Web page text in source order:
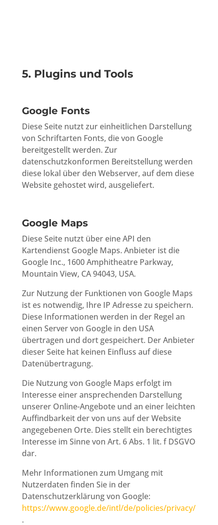
5. Plugins und Tools
Google Fonts
Diese Seite nutzt zur einheitlichen Darstellung
von Schriftarten Fonts, die von Google
bereitgestellt werden. Zur
datenschutzkonformen Bereitstellung werden
diese lokal über den Webserver, auf dem diese
Website gehostet wird, ausgeliefert.
Google Maps
Diese Seite nutzt über eine API den
Kartendienst Google Maps. Anbieter ist die
Google Inc., 1600 Amphitheatre Parkway,
Mountain View, CA 94043, USA.
Zur Nutzung der Funktionen von Google Maps
ist es notwendig, Ihre IP Adresse zu speichern.
Diese Informationen werden in der Regel an
einen Server von Google in den USA
übertragen und dort gespeichert. Der Anbieter
dieser Seite hat keinen Einfluss auf diese
Datenübertragung.
Die Nutzung von Google Maps erfolgt im
Interesse einer ansprechenden Darstellung
unserer Online-Angebote und an einer leichten
Auffindbarkeit der von uns auf der Website
angegebenen Orte. Dies stellt ein berechtigtes
Interesse im Sinne von Art. 6 Abs. 1 lit. f DSGVO
dar.
Mehr Informationen zum Umgang mit
Nutzerdaten finden Sie in der
Datenschutzerklärung von Google:
https://www.google.de/intl/de/policies/privacy/
.